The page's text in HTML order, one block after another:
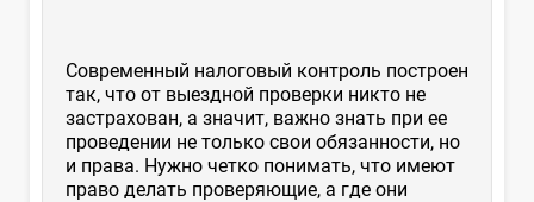
Современный налоговый контроль построен
так, что от выездной проверки никто не
застрахован, а значит, важно знать при ее
проведении не только свои обязанности, но
и права. Нужно четко понимать, что имеют
право делать проверяющие, а где они